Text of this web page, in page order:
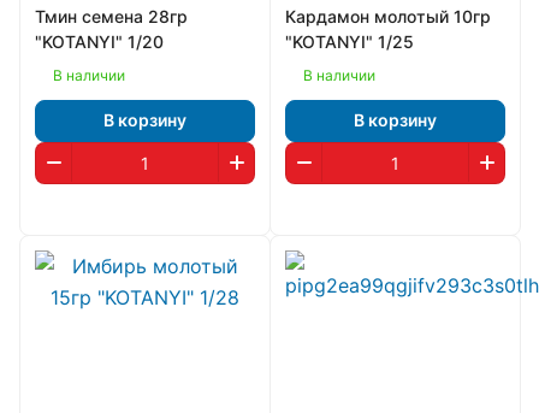
Тмин семена 28гр
"KOTANYI" 1/20
В наличии
В корзину
Кардамон молотый 10гр
"KOTANYI" 1/25
В наличии
В корзину